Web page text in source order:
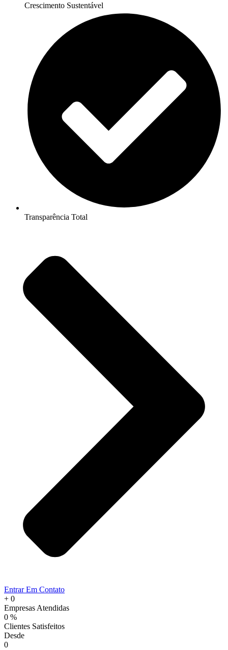
Crescimento Sustentável
Transparência Total
Entrar Em Contato
+ 0
Empresas Atendidas
0 %
Clientes Satisfeitos
Desde
0